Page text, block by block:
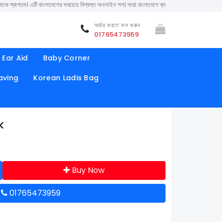
বাংলাদেশের সবচেয়ে বিশ্বস্ত অনলাইন শপ। সারা বাংলাদেশে ক্যাশ অন ডেলিভারি করা হয় ( ২৪
অর্ডার করতে কল করুন
01765473959
Ear Aid
Baby Corner
Korean Ladis Bag
Buy Now
01765473959